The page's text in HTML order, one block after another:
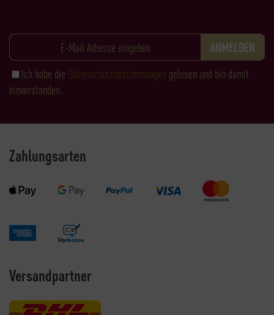
Ich habe die Datenschutzbestimmungen gelesen und bin damit
einverstanden.
Zahlungsarten
Versandpartner